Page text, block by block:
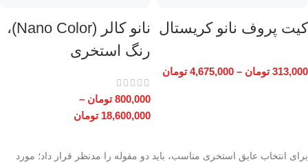
کیت پروف نانو کریستال
313,000 تومان –
4,675,000 تومان
نانو کالر (Nano Color)،
رنگ استخری
800,000 تومان –
18,600,000 تومان
برای انتخاب عایق استخری مناسب، باید دو مقوله را مدنظر قرار داد؛ مورد